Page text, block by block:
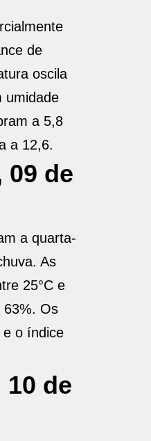
de
oscila
umidade
a 5,8
a 12,6.
09 de
a quarta-
As
25°C e
63%. Os
o índice
de